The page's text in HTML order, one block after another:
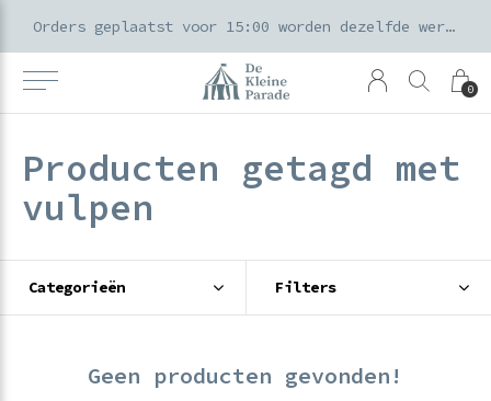
0
Orders geplaatst voor 15:00 worden dezelfde werkdag verzonden
Producten getagd met
vulpen
Categorieën Filters
Geen producten gevonden!